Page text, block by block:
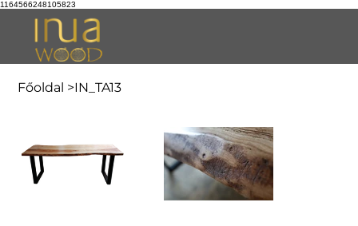
1164566248105823
Főoldal >IN_TA13